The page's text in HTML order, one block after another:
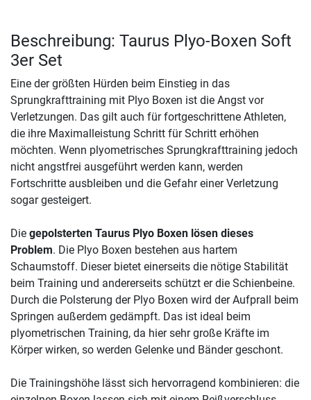
Beschreibung: Taurus Plyo-Boxen Soft
3er Set
Eine der größten Hürden beim Einstieg in das
Sprungkrafttraining mit Plyo Boxen ist die Angst vor
Verletzungen. Das gilt auch für fortgeschrittene Athleten,
die ihre Maximalleistung Schritt für Schritt erhöhen
möchten. Wenn plyometrisches Sprungkrafttraining jedoch
nicht angstfrei ausgeführt werden kann, werden
Fortschritte ausbleiben und die Gefahr einer Verletzung
sogar gesteigert.
Die gepolsterten Taurus Plyo Boxen lösen dieses
Problem. Die Plyo Boxen bestehen aus hartem
Schaumstoff. Dieser bietet einerseits die nötige Stabilität
beim Training und andererseits schützt er die Schienbeine.
Durch die Polsterung der Plyo Boxen wird der Aufprall beim
Springen außerdem gedämpft. Das ist ideal beim
plyometrischen Training, da hier sehr große Kräfte im
Körper wirken, so werden Gelenke und Bänder geschont.
Die Trainingshöhe lässt sich hervorragend kombinieren: die